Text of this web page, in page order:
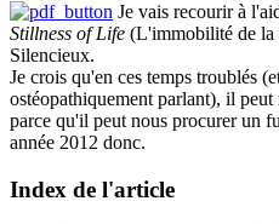
Je vais recourir à
Stillness of Life (L'immobilité de la
Silencieux.
Je crois qu'en ces temps troublés
ostéopathiquement parlant), il peut
parce qu'il peut nous procurer un
année 2012 donc.
Index de l'article